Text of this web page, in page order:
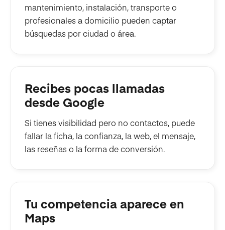
mantenimiento, instalación, transporte o
profesionales a domicilio pueden captar
búsquedas por ciudad o área.
Recibes pocas llamadas
desde Google
Si tienes visibilidad pero no contactos, puede
fallar la ficha, la confianza, la web, el mensaje,
las reseñas o la forma de conversión.
Tu competencia aparece en
Maps